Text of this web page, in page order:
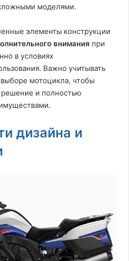
моделями.
элементы конструкции
внимания при
в условиях
Важно учитывать
мотоцикла, чтобы
и полностью
дизайна и